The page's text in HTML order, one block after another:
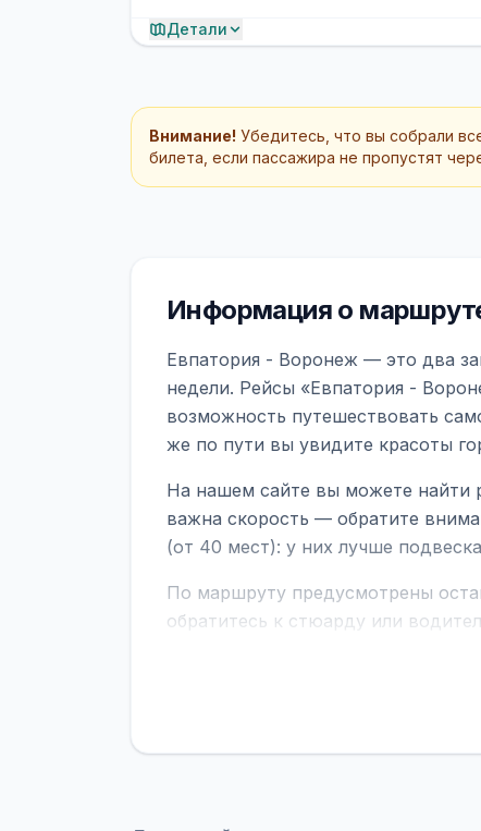
Детали
Внимание! Убедитесь, что вы собрали
билета, если пассажира не пропустят
Информация о
Евпатория - Воронеж — это два
недели. Рейсы «Евпатория -
возможность путешествовать
же по пути вы увидите красоты
На нашем сайте вы можете найти
важна скорость — обратите
(от 40 мест): у них лучше
По маршруту предусмотрены
обратитесь к стюарду или
В автобусах есть всё
устройств, вода, пледы. На
оплата производится только при
рейсов вы увидите время